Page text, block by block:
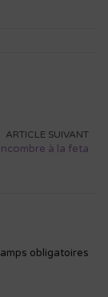
ARTICLE SUIVANT
à la feta
obligatoires